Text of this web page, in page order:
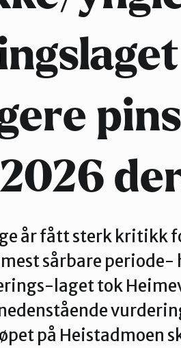
2026
år fått sterk kritikk
sårbare
laget tok
på Heistadmoen